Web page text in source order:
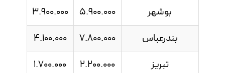
بوشهر 5.900.000
3.900.000
بندرعباس
7.800.000
4.100.000
تبریز
2.200.000
1.700.000